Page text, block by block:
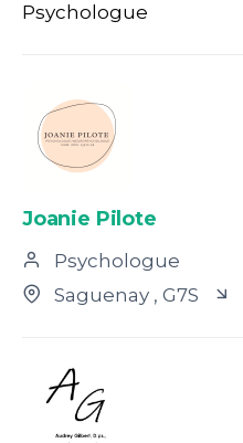
Psychologue
Joanie Pilote
Psychologue
Saguenay , G7S